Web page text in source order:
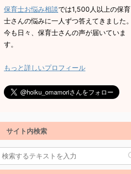
保育士お悩み相談では1,500人以上の保育
士さんの悩みに一人ずつ答えてきました。
今も日々、保育士さんの声が届いていま
す。
もっと詳しいプロフィール
サイト内検索